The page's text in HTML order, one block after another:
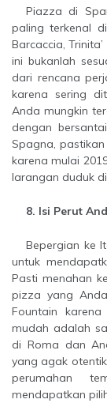
Piazza di Spana adalah tempat untuk empat landmark
paling terkenal
Barcaccia,
ini bukanlah
dari rencana
karena sering
Anda mungkin
dengan
Spagna,
karena mulai
larangan duduk
8. Isi Perut
Bepergian ke Italia, pasti akan ada di daftar periksa Anda
untuk
Pasti menahan
pizza yang
Fountain
mudah adalah
di Roma dan
yang agak
perumahan
mendapatkan